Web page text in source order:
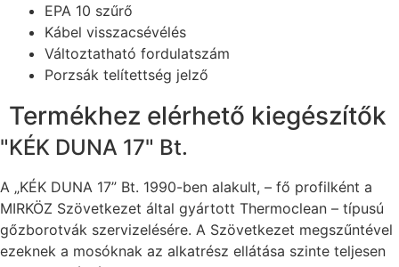
EPA 10 szűrő
Kábel visszacsévélés
Változtatható fordulatszám
Porzsák telítettség jelző
Termékhez elérhető kiegészítők
"KÉK DUNA 17" Bt.
A „KÉK DUNA 17” Bt. 1990-ben alakult, – fő profilként a
MIRKÖZ Szövetkezet által gyártott Thermoclean – típusú
gőzborotvák szervizelésére. A Szövetkezet megszűntével
ezeknek a mosóknak az alkatrész ellátása szinte teljesen